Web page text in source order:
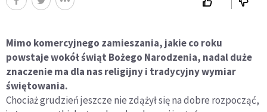
Mimo komercyjnego zamieszania, jakie co roku
powstaje wokół świąt Bożego Narodzenia, nadal duże
znaczenie ma dla nas religijny i tradycyjny wymiar
świętowania.
Chociaż grudzień jeszcze nie zdążył się na dobre rozpocząć,